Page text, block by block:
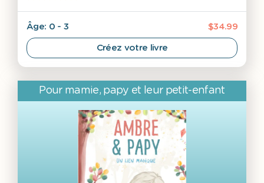
$34.99
Âge: 0 - 3
Créez votre livre
Pour mamie, papy et leur petit-enfant